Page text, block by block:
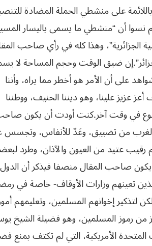
صاحب المقال باللائمة على منشطي الحملة المضادة
نسوا أن “منشطي ما يسمى باليسار
وهذا كله في رأي صاحب
“يشير‮ ‬في‮ ‬حقيقة‮ ‬الأمر‮ ‬إلى‮ ‬التراجع‮ ‬الفكري‮ ‬والسلوكي‮ ‬في‮ ‬الجزائر‮”.‬إن ضيق الوقت وحجم
على أن الأمر هو أخطر مما يراه، وأننا
عزيز علينا، وهو ديننا الحنيف، ووطننا
الشريف، وأكتفي بإشارات خاطفة، راجيا‮ ‬أن‮ ‬أعود‮ ‬إلى‮ ‬الموضوع‮ ‬في‮ ‬وقت‮ ‬آخر‮.‬كنت أودت أن
الغرب من تضييق، وعَدّ للأنفاس،
رقيب عتيد من العيون والآذان، وطرد
صاحب المقال منصفا فيذكر أن الدول
تعينهم وزارات الأوقاف- خاصة في
لتذكير إخوانهم المسلمين، وتعليمهم
من رموز المسلمين، وهو فضيلة الشيخ
الأمريكية، التي لم تكتف بمنع